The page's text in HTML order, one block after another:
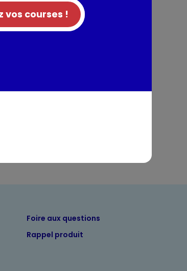
SULFITES, MOUTARDE et CELERI.
Foire aux questions
Rappel produit
vos courses !